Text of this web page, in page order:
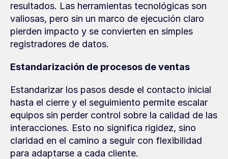
resultados. Las herramientas tecnológicas son
valiosas, pero sin un marco de ejecución claro
pierden impacto y se convierten en simples
registradores de datos.
Estandarización de procesos de ventas
Estandarizar los pasos desde el contacto inicial
hasta el cierre y el seguimiento permite escalar
equipos sin perder control sobre la calidad de las
interacciones. Esto no significa rigidez, sino
claridad en el camino a seguir con flexibilidad
para adaptarse a cada cliente.